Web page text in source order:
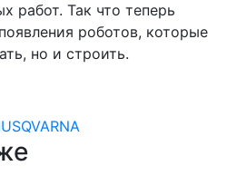
работ. Так что теперь
роботов, которые
но и строить.